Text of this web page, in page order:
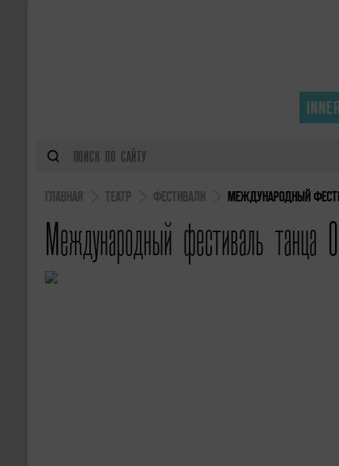
ГЛАВНАЯ ТЕАТР ФЕСТИВАЛИ МЕЖДУНАРОДНЫЙ
Международный фестиваль танца